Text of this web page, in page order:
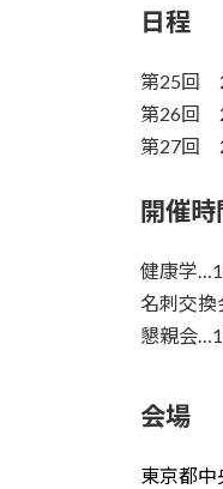
日程
第25回
第26回
第27回
開催時
健康学
名刺交
懇親会
会場
東京都